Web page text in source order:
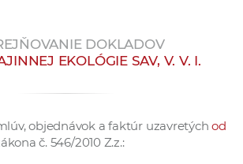
e
r
DOKLADOV
EKOLÓGIE SAV, V. V. I.
objednávok a faktúr uzavretýchod
č. 546/2010 Z.z.: